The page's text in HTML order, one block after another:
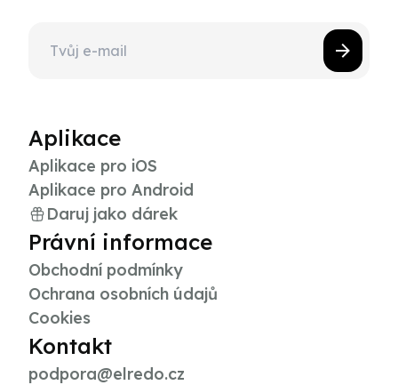
Aplikace
Aplikace pro iOS
Aplikace pro Android
Daruj jako dárek
Právní informace
Obchodní podmínky
Ochrana osobních údajů
Cookies
Kontakt
podpora@elredo.cz